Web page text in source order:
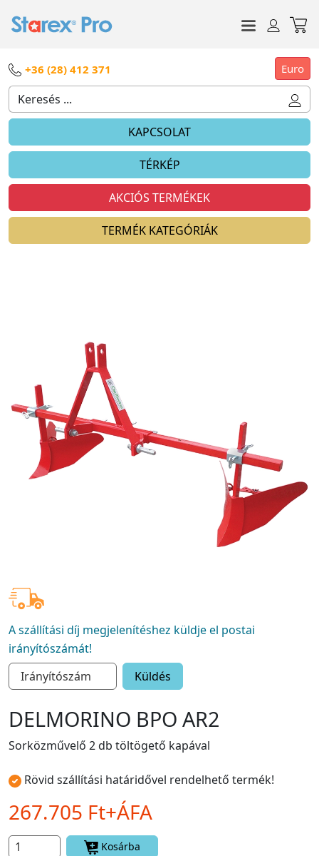
+36 (28) 412 371 Euro
KAPCSOLAT
TÉRKÉP
AKCIÓS TERMÉKEK
TERMÉK KATEGÓRIÁK
A szállítási díj megjelenítéshez küldje el postai
irányítószámát!
Küldés
DELMORINO BPO AR2
Sorközművelő 2 db töltögető kapával
Rövid szállítási határidővel rendelhető termék!
267.705 Ft+ÁFA
Kosárba